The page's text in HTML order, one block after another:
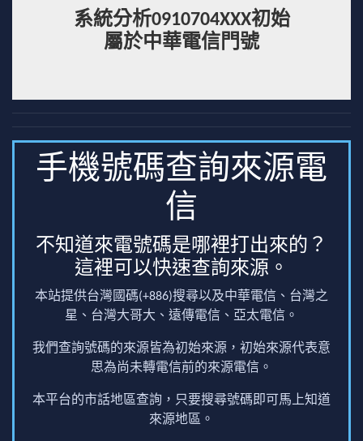
系統分析0910704XXX初始
屬於中華電信門號
手機號碼查詢來源電
信
不知道來電號碼是哪裡打出來的？
這裡可以快速查詢來源。
本站提供台灣國碼(+886)搜尋以及中華電信、台灣之
星、台灣大哥大、遠傳電信、亞太電信。
我們查詢號碼的來源皆為初始來源，初始來源代表意
思為尚未轉電信前的來源電信。
本平台的市話地區查詢，只要搜尋號碼即可馬上知道
來源地區。